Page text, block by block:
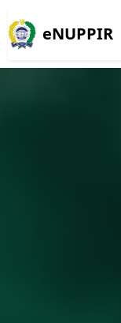
eNUPPIR